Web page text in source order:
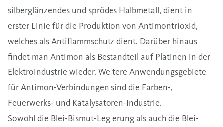
silberglänzendes und sprödes Halbmetall, dient in
erster Linie für die Produktion von Antimontrioxid,
welches als Antiflammschutz dient. Darüber hinaus
findet man Antimon als Bestandteil auf Platinen in der
Elektroindustrie wieder. Weitere Anwendungsgebiete
für Antimon-Verbindungen sind die Farben-,
Feuerwerks- und Katalysatoren-Industrie.
Sowohl die Blei-Bismut-Legierung als auch die Blei-